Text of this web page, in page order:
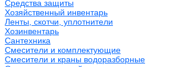
Средства защиты
Хозяйственный инвентарь
Ленты, скотчи, уплотнители
Хозинвентарь
Сантехника
Смесители и комплектующие
Смесители и краны водоразборные